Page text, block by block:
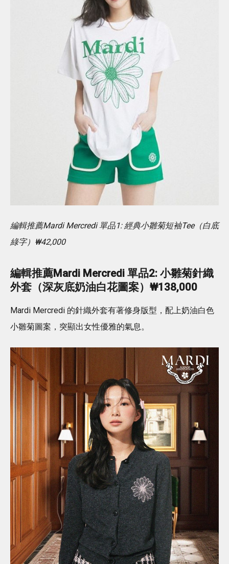
編輯推薦Mardi Mercredi 單品1: 經典小雛菊短袖Tee（白底
綠字）₩42,000
編輯推薦Mardi Mercredi 單品2: 小雛菊針織
外套（深灰底奶油白花圖案）₩138,000
Mardi Mercredi 的針織外套有著修身版型，配上奶油白色
小雛菊圖案，突顯出女性優雅的氣息。